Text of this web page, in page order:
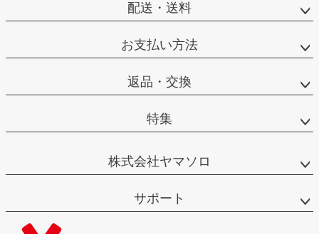
配送・送料
お支払い方法
返品・交換
特集
株式会社ヤマソロ
サポート